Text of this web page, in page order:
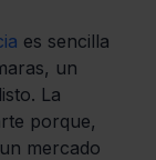
es sencilla
un
La
porque,
mercado